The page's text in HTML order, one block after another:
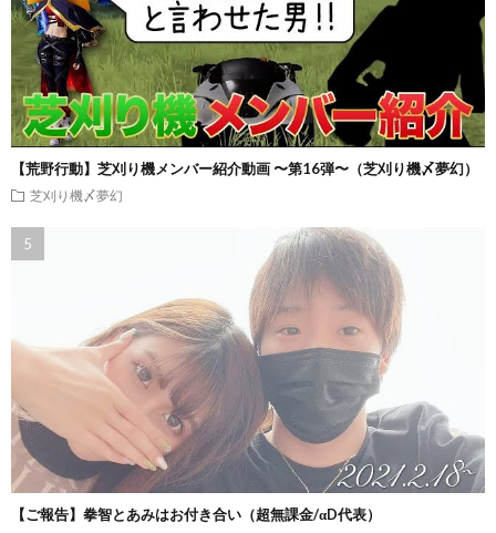
【荒野行動】芝刈り機メンバー紹介動画 〜第16弾〜（芝刈り機〆夢幻）
芝刈り機〆夢幻
【ご報告】拳智とあみはお付き合い（超無課金/αD代表）